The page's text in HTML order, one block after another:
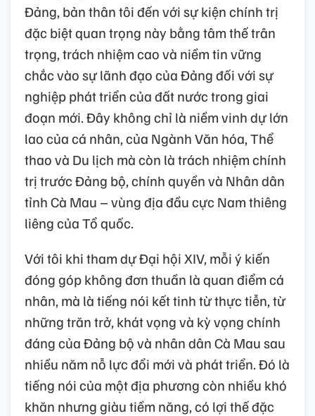
Đảng, bản thân tôi đến với sự kiện chính trị
đặc biệt quan trọng này bằng tâm thế trân
trọng, trách nhiệm cao và niềm tin vững
chắc vào sự lãnh đạo của Đảng đối với sự
nghiệp phát triển của đất nước trong giai
đoạn mới. Đây không chỉ là niềm vinh dự lớn
lao của cá nhân, của Ngành Văn hóa, Thể
thao và Du lịch mà còn là trách nhiệm chính
trị trước Đảng bộ, chính quyền và Nhân dân
tỉnh Cà Mau – vùng địa đầu cực Nam thiêng
liêng của Tổ quốc.
Với tôi khi tham dự Đại hội XIV, mỗi ý kiến
đóng góp không đơn thuần là quan điểm cá
nhân, mà là tiếng nói kết tinh từ thực tiễn, từ
những trăn trở, khát vọng và kỳ vọng chính
đáng của Đảng bộ và nhân dân Cà Mau sau
nhiều năm nỗ lực đổi mới và phát triển. Đó là
tiếng nói của một địa phương còn nhiều khó
khăn nhưng giàu tiềm năng, có lợi thế đặc